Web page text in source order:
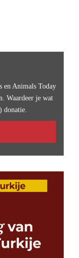
en Animals Today
Waardeer je wat
donatie.